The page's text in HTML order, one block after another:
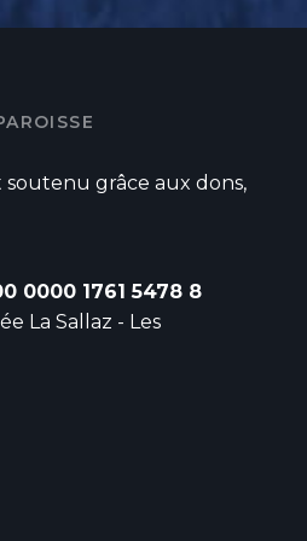
soutenu grâce aux dons,
0000 1761 5478 8
La Sallaz - Les